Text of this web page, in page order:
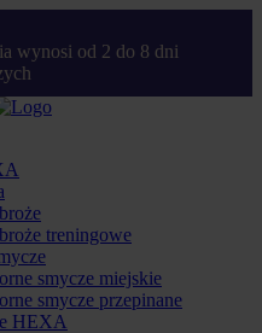
wynosi od 2 do 8 dni
treningowe
smycze miejskie
smycze przepinane
HEXA